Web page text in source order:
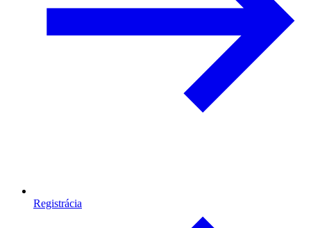
Registrácia